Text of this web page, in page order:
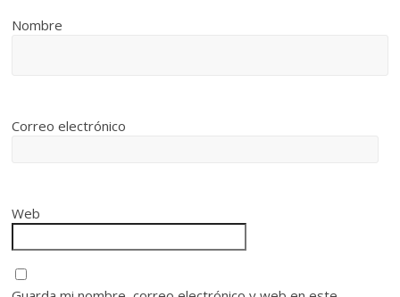
Nombre
Correo electrónico
Web